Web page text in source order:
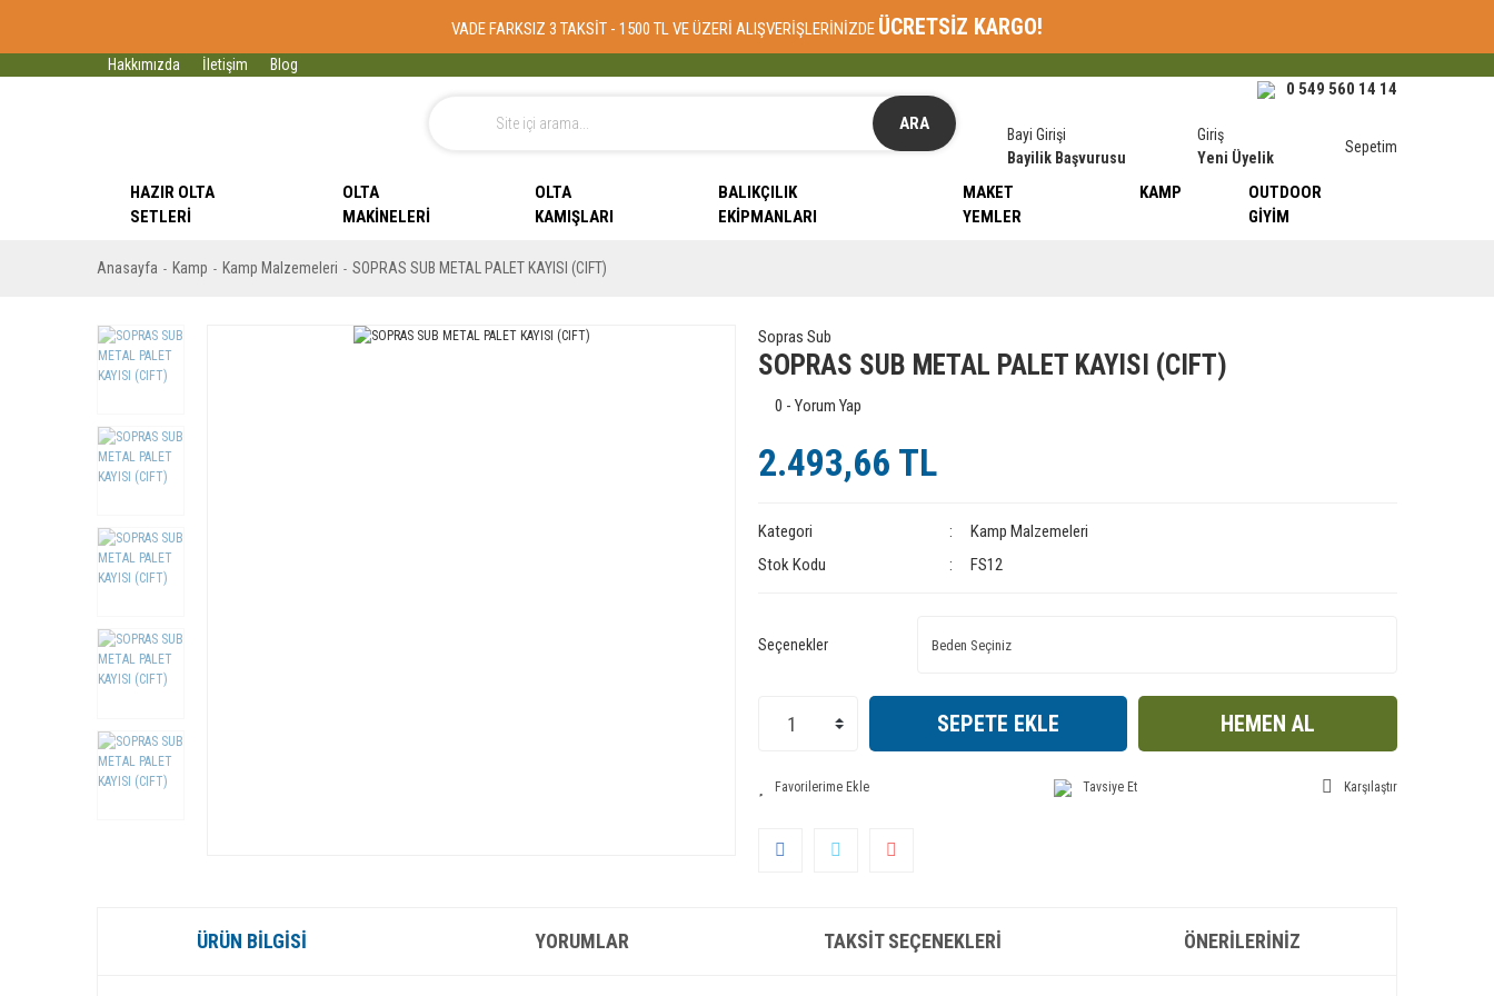
VADE FARKSIZ 3 TAKSİT - 1500 TL VE ÜZERİ ALIŞVERİŞLERİNİZDE ÜCRETSİZ KARGO!
Hakkımızda İletişim Blog
ARA
0 549 560 14 14
Bayi Girişi
Bayilik Başvurusu
Giriş
Yeni Üyelik
Sepetim
HAZIR OLTA
SETLERI
OLTA
MAKINELERI
OLTA
KAMIŞLARI
BALIKÇILIK
EKIPMANLARI
MAKET
YEMLER
KAMP
OUTDOOR
GIYIM
Anasayfa Kamp Kamp Malzemeleri SOPRAS SUB METAL PALET KAYISI (CIFT)
Sopras Sub
SOPRAS SUB METAL PALET KAYISI (CIFT)
0 - Yorum Yap
2.493,66 TL
Kategori
Kamp Malzemeleri
Stok Kodu
FS12
Seçenekler
SEPETE EKLE HEMEN AL
Tavsiye Et Karşılaştır
ÜRÜN BILGISI YORUMLAR TAKSIT SEÇENEKLERI ÖNERILERINIZ